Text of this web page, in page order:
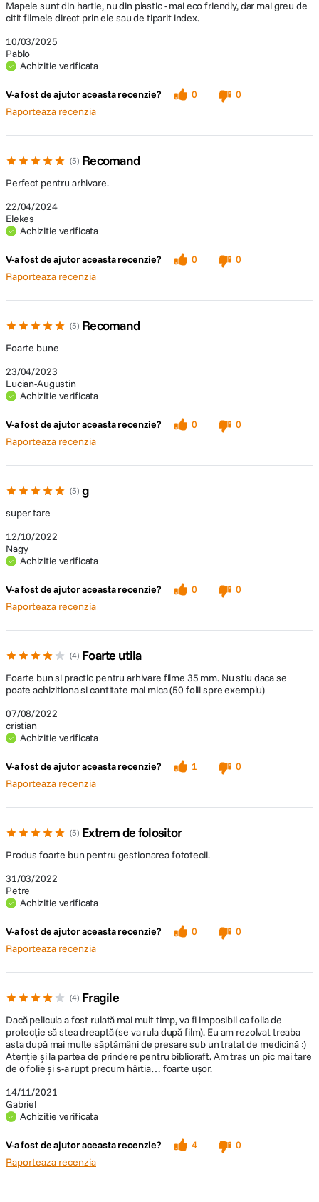
10/03/2025
Pablo
Achizitie verificata
Mapele sunt din hartie, nu din plastic - mai eco friendly, dar mai greu de
citit filmele direct prin ele sau de tiparit index.
V-a fost de ajutor aceasta recenzie? 0
0
Raporteaza recenzia
5 Recomand
22/04/2024
Elekes
Achizitie verificata
Perfect pentru arhivare.
V-a fost de ajutor aceasta recenzie? 0
0
Raporteaza recenzia
5 Recomand
23/04/2023
Lucian-Augustin
Achizitie verificata
Foarte bune
V-a fost de ajutor aceasta recenzie? 0
0
Raporteaza recenzia
5 g
12/10/2022
Nagy
Achizitie verificata
super tare
V-a fost de ajutor aceasta recenzie? 0
0
Raporteaza recenzia
4 Foarte utila
07/08/2022
cristian
Achizitie verificata
Foarte bun si practic pentru arhivare filme 35 mm. Nu stiu daca se
poate achizitiona si cantitate mai mica (50 folii spre exemplu)
V-a fost de ajutor aceasta recenzie? 1
0
Raporteaza recenzia
5 Extrem de folositor
31/03/2022
Petre
Achizitie verificata
Produs foarte bun pentru gestionarea fototecii.
V-a fost de ajutor aceasta recenzie? 0
0
Raporteaza recenzia
4 Fragile
14/11/2021
Gabriel
Achizitie verificata
Dacă pelicula a fost rulată mai mult timp, va fi imposibil ca folia de
protecție să stea dreaptă (se va rula după film). Eu am rezolvat treaba
asta după mai multe săptămâni de presare sub un tratat de medicină :)
Atenție și la partea de prindere pentru biblioraft. Am tras un pic mai tare
de o folie și s-a rupt precum hârtia… foarte ușor.
V-a fost de ajutor aceasta recenzie? 4
0
Raporteaza recenzia